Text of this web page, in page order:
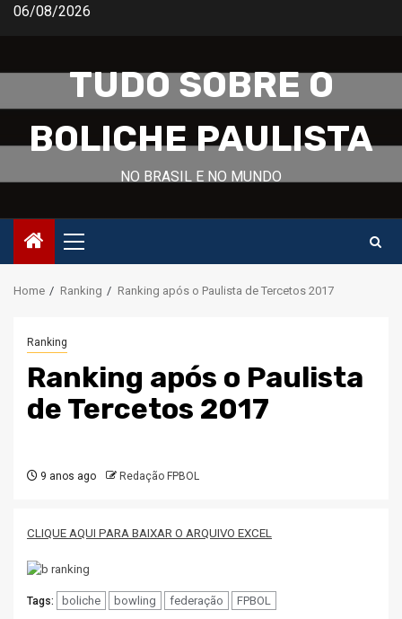
Skip06/08/2026
TUDO SOBRE O
BOLICHE PAULISTA
NO BRASIL E NO MUNDO
Primary
Menu
Home Ranking Ranking após o Paulista de Tercetos 2017
Ranking
Ranking após o Paulista
de Tercetos 2017
9 anos ago Redação FPBOL
CLIQUE AQUI PARA BAIXAR O ARQUIVO EXCEL
Tags: boliche bowling federação FPBOL